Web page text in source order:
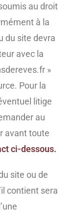
au droit
à la
du site devra
avec la
»
Pour la
litige
au
avant toute
ci-dessous.
site ou de
contient sera